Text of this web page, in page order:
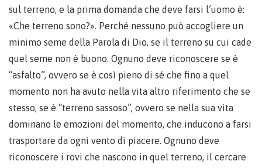
sul terreno, e la prima domanda che deve farsi l’uomo è:
«Che terreno sono?». Perché nessuno può accogliere un
minimo seme della Parola di Dio, se il terreno su cui cade
quel seme non è buono. Ognuno deve riconoscere se è
“asfalto”, ovvero se è così pieno di sé che fino a quel
momento non ha avuto nella vita altro riferimento che se
stesso, se è “terreno sassoso”, ovvero se nella sua vita
dominano le emozioni del momento, che inducono a farsi
trasportare da ogni vento di piacere. Ognuno deve
riconoscere i rovi che nascono in quel terreno, il cercare